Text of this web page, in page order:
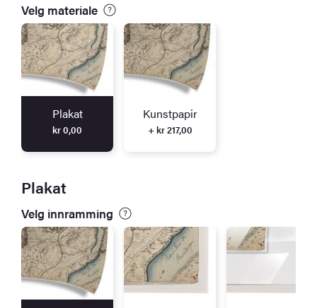
Velg materiale
Plakat
kr0,00
Kunstpapir
+ kr 217,00
Plakat
Velg innramming